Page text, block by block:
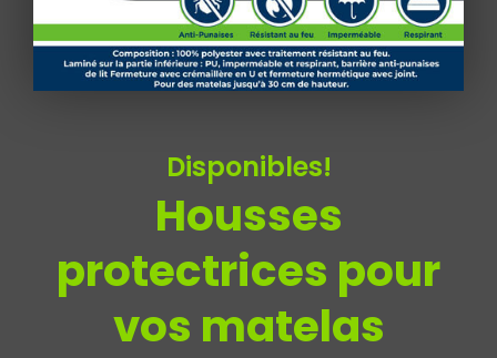
Disponibles!
Housses
protectrices pour
vos matelas